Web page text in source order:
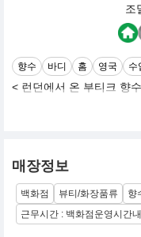
조
향수 바디 홈 영국 수
< 런던에서 온 부티크 향
조 말론은 영국 전통을
우아하면서도 은근한 과감
유행을 타지 않는 고상함,
그러면서도 항상 위트와
매장정보
백화점 뷰티/화장품류 향
근무시간 : 백화점운영시간